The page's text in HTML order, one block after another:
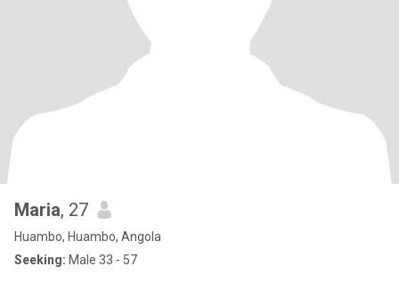
Maria, 27
Huambo, Huambo, Angola
Seeking: Male 33 - 57